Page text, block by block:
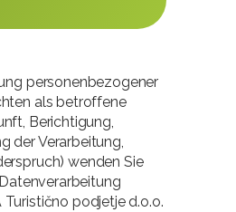
personenbezogener
als betroffene
Berichtigung,
der Verarbeitung,
wenden Sie
podjetje d.o.o.